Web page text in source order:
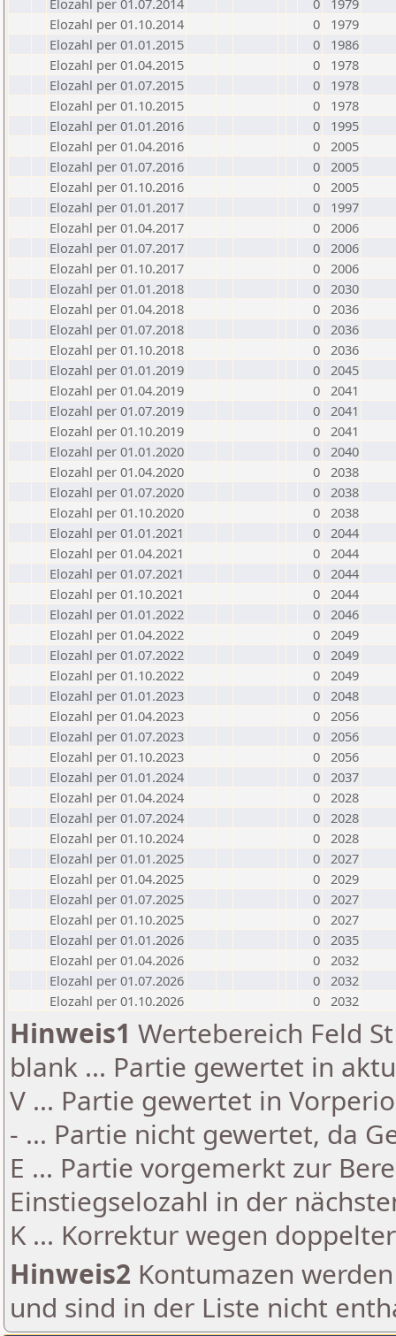
Elozahl per 01.07.2014
0
1979
Elozahl per 01.10.2014
0
1979
Elozahl per 01.01.2015
0
1986
Elozahl per 01.04.2015
0
1978
Elozahl per 01.07.2015
0
1978
Elozahl per 01.10.2015
0
1978
Elozahl per 01.01.2016
0
1995
Elozahl per 01.04.2016
0 2005
Elozahl per 01.07.2016
0 2005
Elozahl per 01.10.2016
0 2005
Elozahl per 01.01.2017
0
1997
Elozahl per 01.04.2017
0 2006
Elozahl per 01.07.2017
0 2006
Elozahl per 01.10.2017
0 2006
Elozahl per 01.01.2018
0 2030
Elozahl per 01.04.2018
0 2036
Elozahl per 01.07.2018
0 2036
Elozahl per 01.10.2018
0 2036
Elozahl per 01.01.2019
0 2045
Elozahl per 01.04.2019
0 2041
Elozahl per 01.07.2019
0 2041
Elozahl per 01.10.2019
0 2041
Elozahl per 01.01.2020
0 2040
Elozahl per 01.04.2020
0 2038
Elozahl per 01.07.2020
0 2038
Elozahl per 01.10.2020
0 2038
Elozahl per 01.01.2021
0 2044
Elozahl per 01.04.2021
0 2044
Elozahl per 01.07.2021
0 2044
Elozahl per 01.10.2021
0 2044
Elozahl per 01.01.2022
0 2046
Elozahl per 01.04.2022
0 2049
Elozahl per 01.07.2022
0 2049
Elozahl per 01.10.2022
0 2049
Elozahl per 01.01.2023
0 2048
Elozahl per 01.04.2023
0 2056
Elozahl per 01.07.2023
0 2056
Elozahl per 01.10.2023
0 2056
Elozahl per 01.01.2024
0 2037
Elozahl per 01.04.2024
0 2028
Elozahl per 01.07.2024
0 2028
Elozahl per 01.10.2024
0 2028
Elozahl per 01.01.2025
0 2027
Elozahl per 01.04.2025
0 2029
Elozahl per 01.07.2025
0 2027
Elozahl per 01.10.2025
0 2027
Elozahl per 01.01.2026
0 2035
Elozahl per 01.04.2026
0 2032
Elozahl per 01.07.2026
0 2032
Elozahl per 01.10.2026
0 2032
Hinweis1 Wertebereich Feld
blank ... Partie gewertet in
V ... Partie gewertet in
- ... Partie nicht gewertet, da
E ... Partie vorgemerkt zur
Einstiegselozahl in der
K ... Korrektur wegen
Hinweis2 Kontumazen
und sind in der Liste nicht